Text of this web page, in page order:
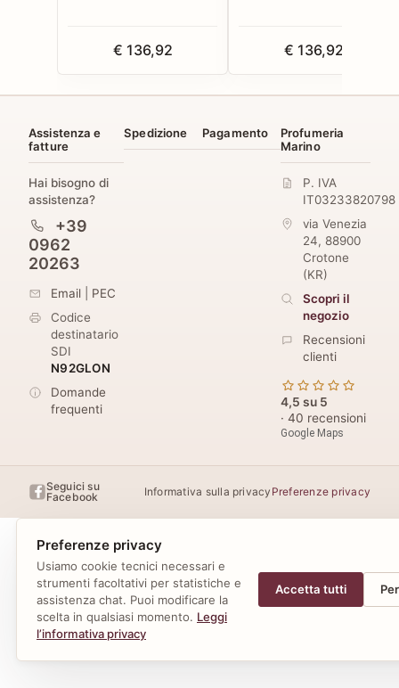
€ 136,92 € 136,92
Assistenza e
fatture
Hai bisogno di
assistenza?
+39
0962
20263
Email
PEC
Codice
destinatario
SDI
N92GLON
Domande
frequenti
Spedizione Pagamento
Profumeria
Marino
P. IVA
IT03233820798
via Venezia
24, 88900
Crotone
(KR)
Scopri il
negozio
Recensioni
clienti
4,5 su 5
· 40 recensioni
Google Maps
Seguici su
Facebook
Informativa sulla privacy Preferenze privacy
Preferenze privacy
Usiamo cookie tecnici necessari e
strumenti facoltativi per statistiche e
assistenza chat. Puoi modificare la
scelta in qualsiasi momento. Leggi
l’informativa privacy
Accetta tutti